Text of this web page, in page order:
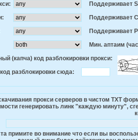
Поддерживает
Поддерживает
Поддерживает
Мин. аптаим
(капча) код разблокировки прокси:
разблокировки сюда:
прокси серверов в чистом TXT
генерировать линк "каждую минуту",
примите во внимание что если вы